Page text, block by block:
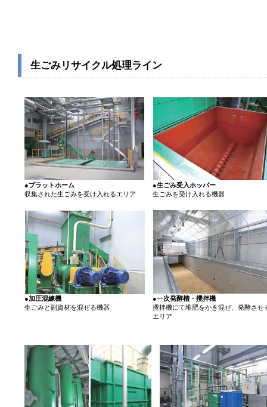
生ごみリサイクル処理ライン
●プラットホーム
収集された生ごみを受け入れるエリア
●生ごみ受入ホッパー
生ごみを受け入れる機器
●加圧混練機
生ごみと副資材を混ぜる機器
●一次発酵槽・攪拌機
攪拌機にて堆肥をかき混ぜ、発酵させ
エリア